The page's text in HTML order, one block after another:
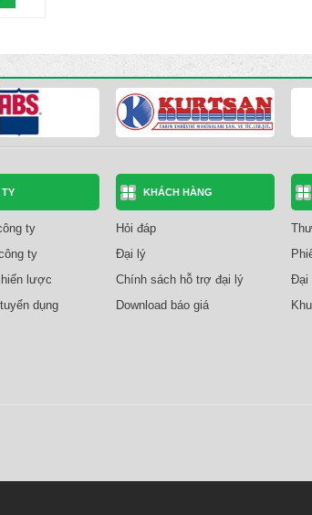
ty
ty
lược
dụng
KHÁCH HÀNG
Hỏi đáp
Đại lý
Chính sách hỗ trợ đại lý
Download báo giá
Đại